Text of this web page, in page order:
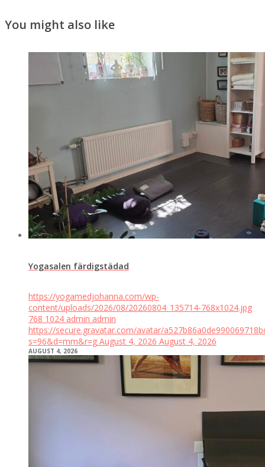
You might also like
Yogasalen färdigstädad
https://yogamedjohanna.com/wp-
content/uploads/2026/08/20260804_135714-768x1024.jpg
768 1024 admin admin
https://secure.gravatar.com/avatar/
s=96&d=mm&r=g August 4, 2026 August 4, 2026
AUGUST 4, 2026